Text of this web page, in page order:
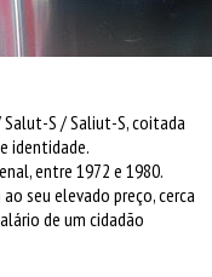
S / Saliut-S, coitada
identidade.
entre 1972 e 1980.
seu elevado preço, cerca
de um cidadão